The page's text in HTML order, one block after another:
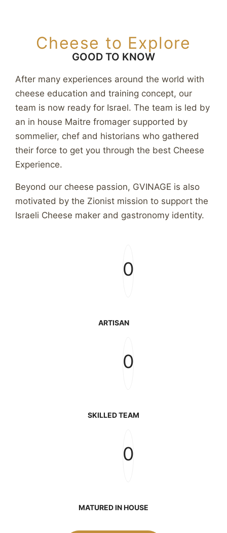
Cheese to Explore
GOOD TO KNOW
After many experiences around the world with
cheese education and training concept, our
team is now ready for Israel. The team is led by
an in house Maitre fromager supported by
sommelier, chef and historians who gathered
their force to get you through the best Cheese
Experience.
Beyond our cheese passion, GVINAGE is also
motivated by the Zionist mission to support the
Israeli Cheese maker and gastronomy identity.
0
ARTISAN
0
SKILLED TEAM
0
MATURED IN HOUSE